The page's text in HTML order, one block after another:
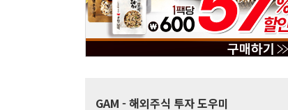
GAM - 해외주식 투자 도우미